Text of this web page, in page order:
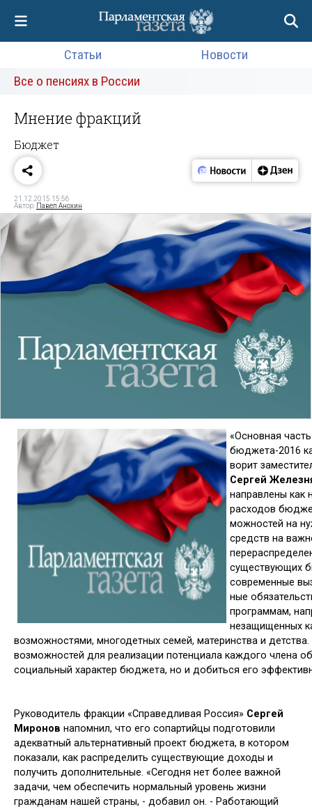
Статьи
Новости
Все о пенсиях в России
Мнение фракций
Бюджет
21.12.2015 15:56
Автор: Павел Анохин
«Основная
бюджета-2016
ворит
Сергей
направ­лены как
расходов
можностей на
средств на
существу­ющих
современные
ные
программам,
незащищенных
возмож­ностями, многодетных семей, мате­ринства и
возможностей для реализации потенциала каждого члена
социальный характер бюджета, но и добиться его
Руководитель фракции «Справедливая Россия» Сергей
Миронов напомнил, что его сопартийцы подготовили
адекватный альтернативный проект бюджета, в котором
показали, как распределить существующие доходы и
получить дополнительные. «Сегодня нет более важной
задачи, чем обеспечить нормальный уровень жизни
гражданам нашей страны, - добавил он. - Работающий